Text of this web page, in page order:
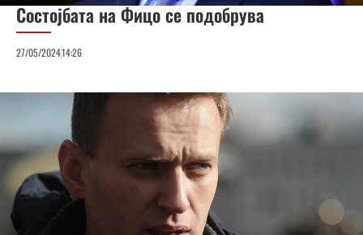
Состојбата на Фицо се подобрува
27/05/202414:26